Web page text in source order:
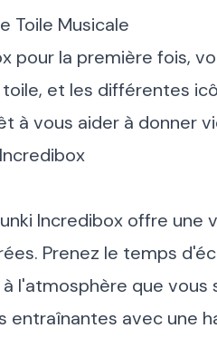
Toile Musicale
pour la première fois,
et les différentes
à vous aider à donner
Incredibox offre une
Prenez le temps
à l'atmosphère que
entraînantes avec une